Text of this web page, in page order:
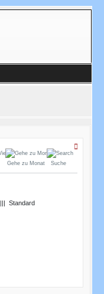
Gehe zu Monat Suche
||| Standard